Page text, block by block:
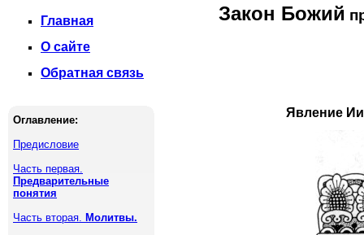
Закон Божий
Явление
Оглавление:
Предисловие
Часть первая.
Предварительные
понятия
Часть вторая. Молитвы.
Главная
О сайте
Обратная связь